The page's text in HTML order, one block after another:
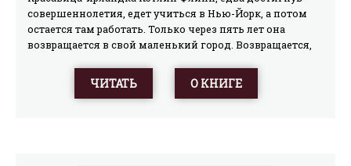
совершеннолетия, едет учиться в Нью-Йорк, а потом
остается там работать. Только через пять лет она
возвращается в свой маленький город. Возвращается,
и измотанная, утратившая сияющую красоту и юную
жизнерадостность. Возвращается к могиле матери, к
ЧИТАТЬ О КНИГЕ